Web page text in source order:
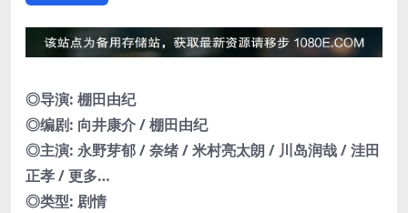
◎导演: 棚田由纪
◎编剧: 向井康介 / 棚田由纪
◎主演: 永野芽郁 / 奈绪 / 米村亮太朗 / 川岛润哉 / 洼田
正孝 / 更多…
◎类型: 剧情